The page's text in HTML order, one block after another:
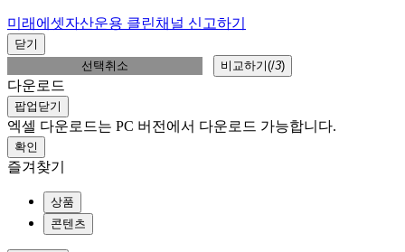
미래에셋자산운용 클린채널 신고하기
닫기
선택취소
비교하기(/3)
다운로드
팝업닫기
엑셀 다운로드는 PC 버전에서 다운로드 가능합니다.
확인
즐겨찾기
상품
콘텐츠